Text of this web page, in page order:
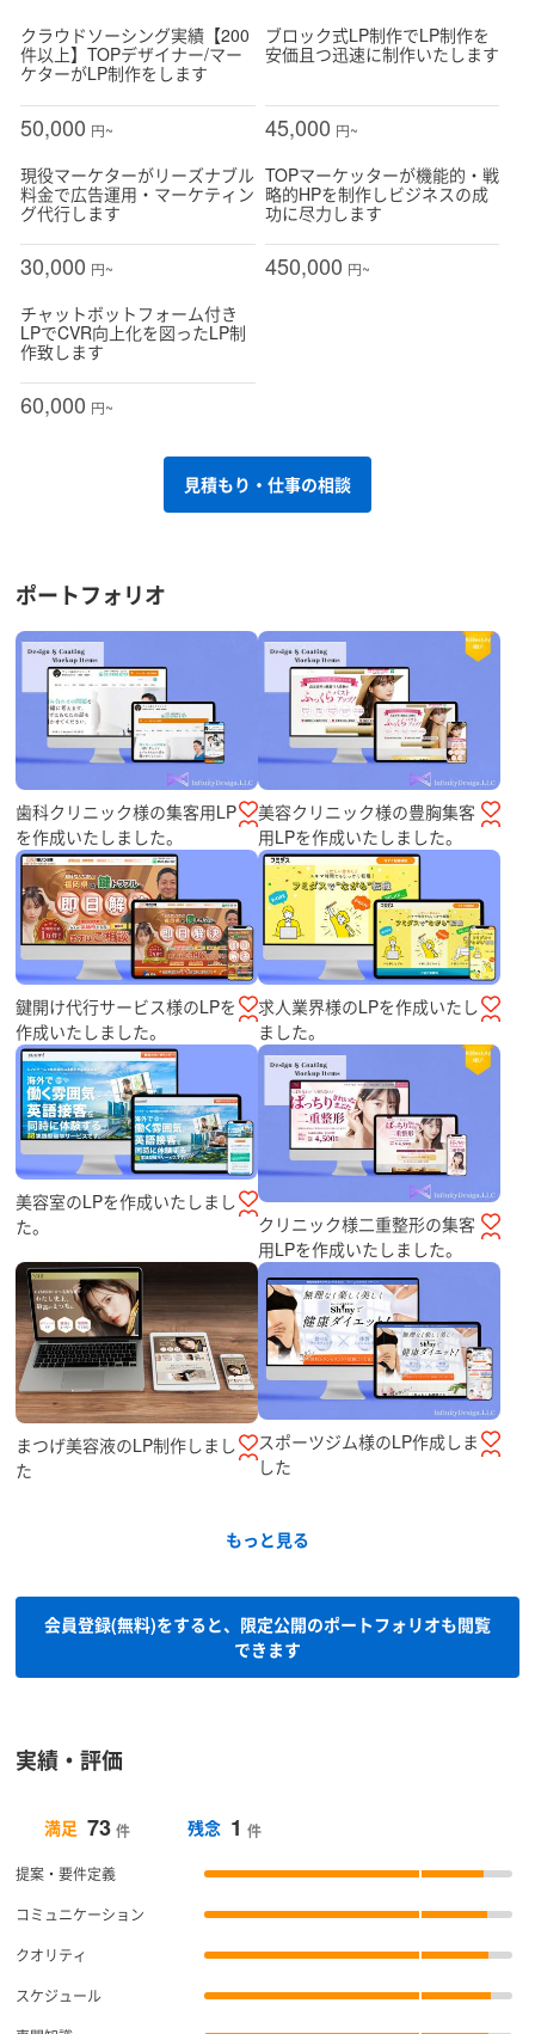
クラウドソーシング実績【200
件以上】TOPデザイナー/マー
ケターがLP制作をします
50,000 円~
ブロック式LP制作でLP制作を
安価且つ迅速に制作いたします
45,000 円~
現役マーケターがリーズナブル
料金で広告運用・マーケティン
グ代行します
30,000 円~
TOPマーケッターが機能的・戦
略的HPを制作しビジネスの成
功に尽力します
450,000 円~
チャットボットフォーム付き
LPでCVR向上化を図ったLP制
作致します
60,000 円~
見積もり・仕事の相談
ポートフォリオ
歯科クリニック様の集客用LP
を作成いたしました。
美容クリニック様の豊胸集客
用LPを作成いたしました。
鍵開け代行サービス様のLPを
作成いたしました。
求人業界様のLPを作成いたし
ました。
美容室のLPを作成いたしまし
た。
クリニック様二重整形の集客
用LPを作成いたしました。
まつげ美容液のLP制作しまし
た
スポーツジム様のLP作成しま
した
もっと見る
会員登録(無料)をすると、限定公開のポートフォリオも閲覧
できます
実績・評価
満足 73 件 残念 1 件
提案・要件定義
コミュニケーション
クオリティ
スケジュール